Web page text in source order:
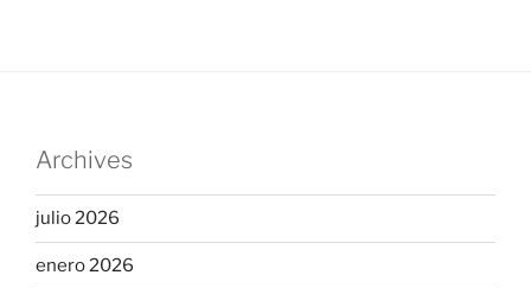
Archives
julio 2026
enero 2026